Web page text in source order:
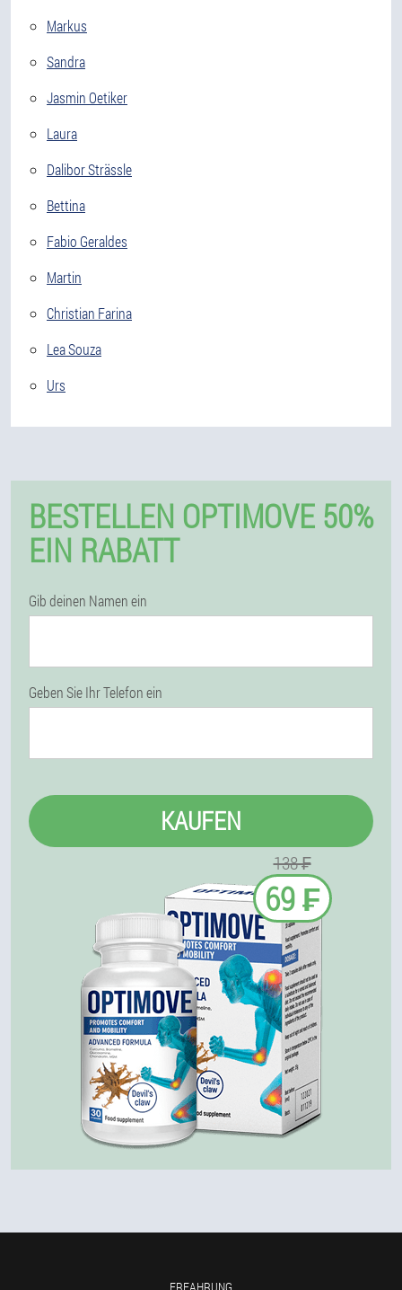
Markus
Sandra
Jasmin Oetiker
Laura
Dalibor Strässle
Bettina
Fabio Geraldes
Martin
Christian Farina
Lea Souza
Urs
BESTELLEN OPTIMOVE 50%
EIN RABATT
Gib deinen Namen ein
Geben Sie Ihr Telefon ein
KAUFEN
138 ₣
69 ₣